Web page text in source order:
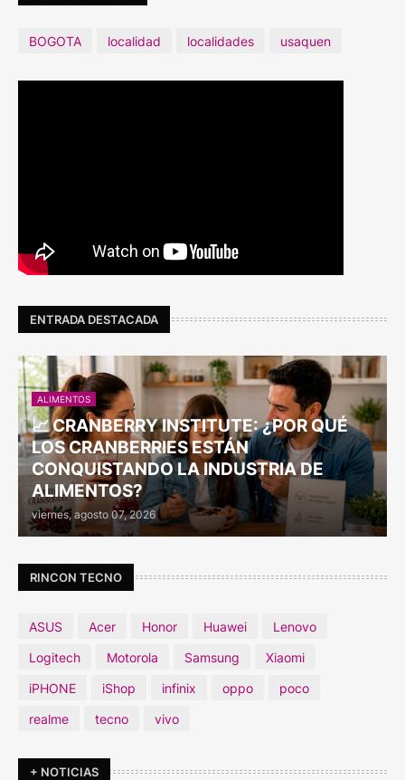
BOGOTA localidad localidades usaquen
ENTRADA DESTACADA
ALIMENTOS
📈 CRANBERRY INSTITUTE: ¿POR QUÉ
LOS CRANBERRIES ESTÁN
CONQUISTANDO LA INDUSTRIA DE
ALIMENTOS?
viernes, agosto 07, 2026
RINCON TECNO
ASUS Acer Honor Huawei
Lenovo
Logitech
Motorola Samsung
Xiaomi
iPHONE
iShop infinix oppo
poco
realme
tecno vivo
+ NOTICIAS